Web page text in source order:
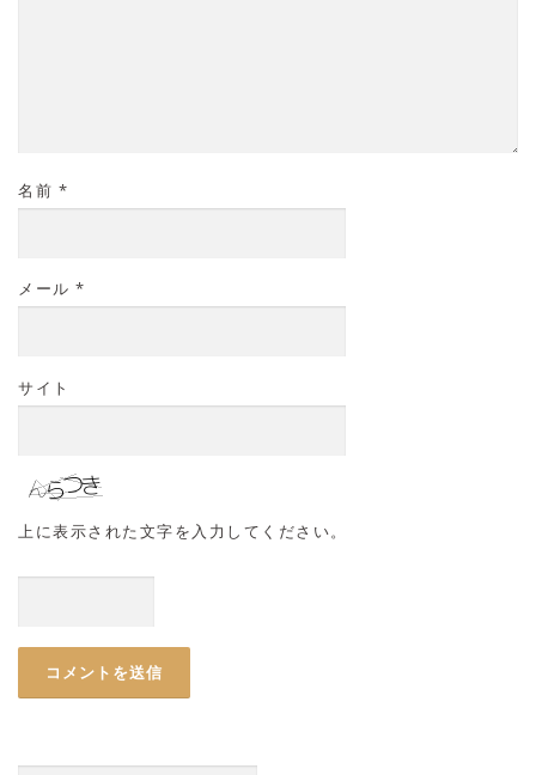
名前 *
メール *
サイト
上に表示された文字を入力してください。